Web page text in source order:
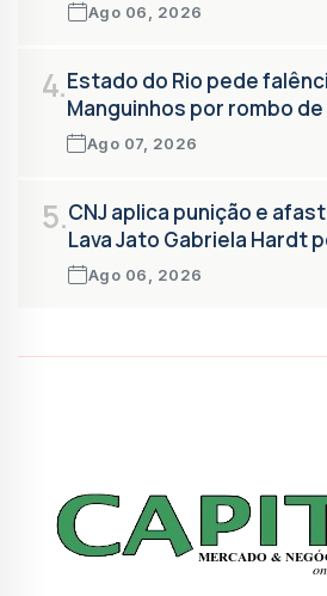
Ago 06, 2026
4.Estado do Rio pede
Manguinhos por rombo de
Ago 07, 2026
5.CNJ aplica punição e
Lava Jato Gabriela Hardt
Ago 06, 2026